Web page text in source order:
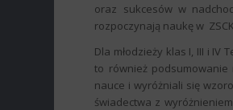
oraz sukcesów w
rozpoczynają naukę w
Dla młodzieży klas I, III i
to również
nauce i wyróżniali się
świadectwa z